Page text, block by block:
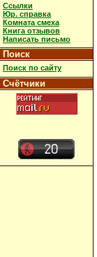
Ссылки
Юр. справка
Комната смеха
Книга отзывов
Написать письмо
Поиск
Поиск по сайту
Счётчики